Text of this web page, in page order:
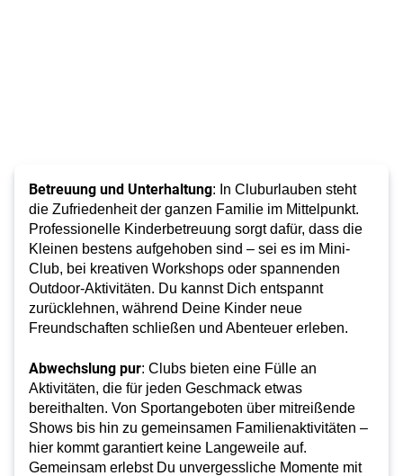
Betreuung und Unterhaltung: In Cluburlauben steht
die Zufriedenheit der ganzen Familie im Mittelpunkt.
Professionelle Kinderbetreuung sorgt dafür, dass die
Kleinen bestens aufgehoben sind – sei es im Mini-
Club, bei kreativen Workshops oder spannenden
Outdoor-Aktivitäten. Du kannst Dich entspannt
zurücklehnen, während Deine Kinder neue
Freundschaften schließen und Abenteuer erleben.
Abwechslung pur: Clubs bieten eine Fülle an
Aktivitäten, die für jeden Geschmack etwas
bereithalten. Von Sportangeboten über mitreißende
Shows bis hin zu gemeinsamen Familienaktivitäten –
hier kommt garantiert keine Langeweile auf.
Gemeinsam erlebst Du unvergessliche Momente mit